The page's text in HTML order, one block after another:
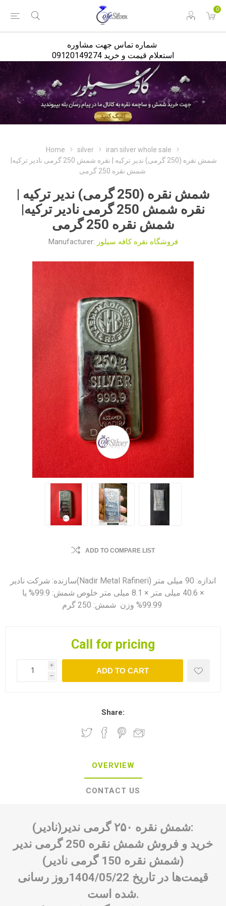
0
استعلام قیمت و خرید 09120149274
Home silver
iran silver whole sale
شمش نقره (250 گرمی) ندیر ترکیه | نقره شمش 250 گرمی نادیر ترکیه|
شمش نقره 250 گرمی
شمش نقره (250 گرمی) ندیر ترکیه |
نقره شمش 250 گرمی نادیر ترکیه|
شمش نقره 250 گرمی
Manufacturer: فروشگاه نقره کافه سیلور
ADD TO COMPARE LIST
سازنده: شرکت نادیر(Nadir Metal Rafineri) اندازه: 90 میلی متر
× 40.6 میلی متر × 8.1 میلی متر خلوص شمش: 99.9% یا
Call for pricing
i
h
ADD TO CART
Share:
OVERVIEW
CONTACT US
شمش نقره ۲۵۰ گرمی ندیر(نادیر):
خرید و فروش شمش نقره 250 گرمی ندیر
(شمش نقره 150 گرمی نادیر)
قیمت‌ها در تاریخ 1404/05/22روز رسانی
شده است.